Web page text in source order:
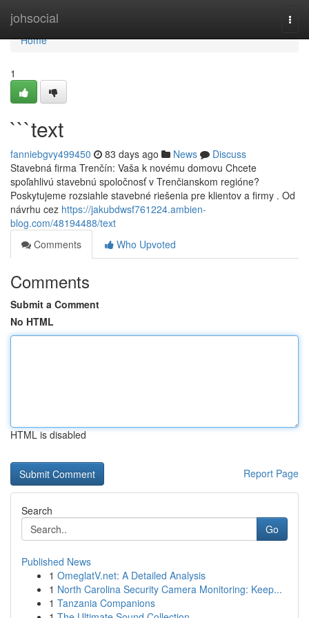
johsocial
Home
Home
1
```text
fanniebgvy499450 83 days ago News
Discuss
Stavebná firma Trenčín: Vaša k novému domovu Chcete
spoľahlivú stavebnú spoločnosť v Trenčianskom regióne?
Poskytujeme rozsiahle stavebné riešenia pre klientov a firmy . Od
návrhu cez https://jakubdwsf761224.ambien-
blog.com/48194488/text
Comments
Who Upvoted
Comments
Submit a Comment
No HTML
HTML is disabled
Report Page
Search
Go
Published News
1 OmeglatV.net: A Detailed Analysis
1 North Carolina Security Camera Monitoring: Keep...
1 Tanzania Companions